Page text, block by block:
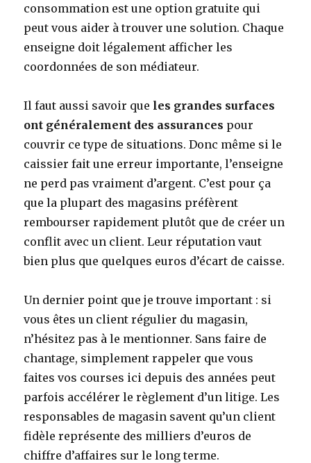
consommation est une option gratuite qui
peut vous aider à trouver une solution. Chaque
enseigne doit légalement afficher les
coordonnées de son médiateur.
Il faut aussi savoir que les grandes surfaces
ont généralement des assurances pour
couvrir ce type de situations. Donc même si le
caissier fait une erreur importante, l’enseigne
ne perd pas vraiment d’argent. C’est pour ça
que la plupart des magasins préfèrent
rembourser rapidement plutôt que de créer un
conflit avec un client. Leur réputation vaut
bien plus que quelques euros d’écart de caisse.
Un dernier point que je trouve important : si
vous êtes un client régulier du magasin,
n’hésitez pas à le mentionner. Sans faire de
chantage, simplement rappeler que vous
faites vos courses ici depuis des années peut
parfois accélérer le règlement d’un litige. Les
responsables de magasin savent qu’un client
fidèle représente des milliers d’euros de
chiffre d’affaires sur le long terme.